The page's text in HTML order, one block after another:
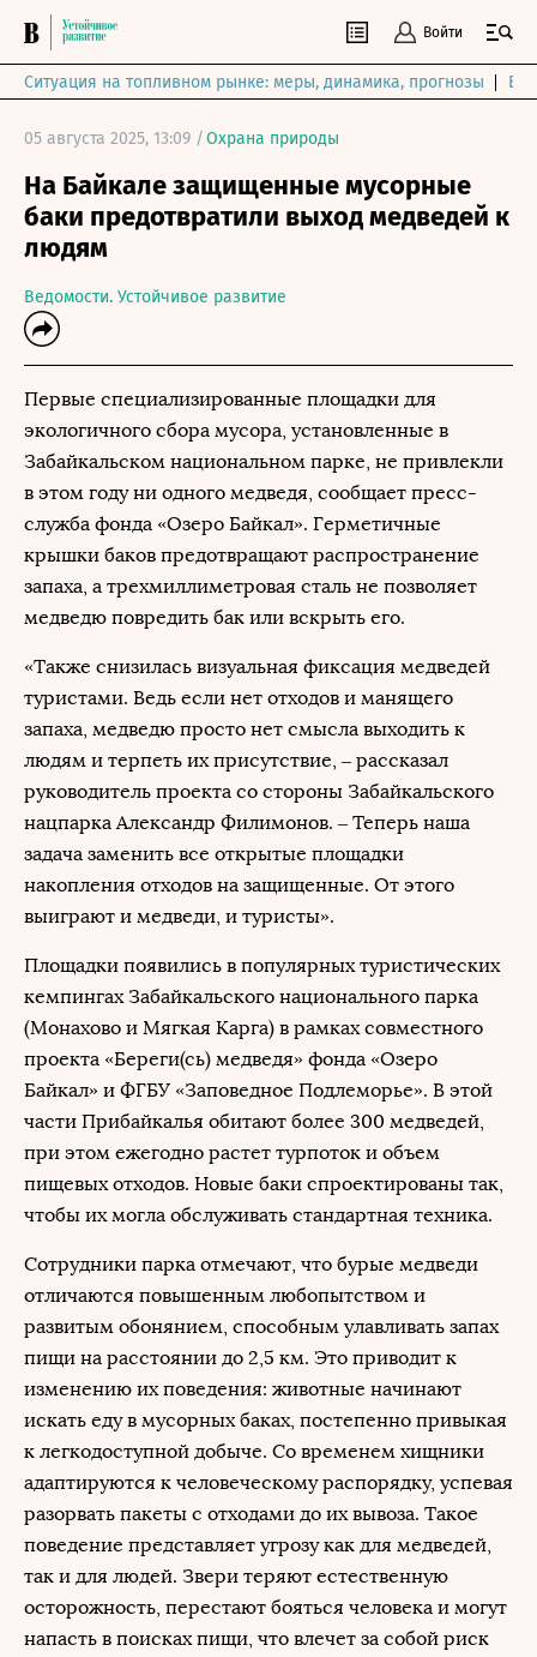
Войти
Ситуация на топливном рынке: меры, динамика, прогнозы
05 августа 2025, 13:09 /Охрана природы
На Байкале защищенные мусорные
баки предотвратили выход медведей к
людям
Ведомости. Устойчивое развитие
Первые специализированные площадки для
экологичного сбора мусора, установленные в
Забайкальском национальном парке, не привлекли
в этом году ни одного медведя, сообщает пресс-
служба фонда «Озеро Байкал». Герметичные
крышки баков предотвращают распространение
запаха, а трехмиллиметровая сталь не позволяет
медведю повредить бак или вскрыть его.
«Также снизилась визуальная фиксация медведей
туристами. Ведь если нет отходов и манящего
запаха, медведю просто нет смысла выходить к
людям и терпеть их присутствие, – рассказал
руководитель проекта со стороны Забайкальского
нацпарка Александр Филимонов. – Теперь наша
задача заменить все открытые площадки
накопления отходов на защищенные. От этого
выиграют и медведи, и туристы».
Площадки появились в популярных туристических
кемпингах Забайкальского национального парка
(Монахово и Мягкая Карга) в рамках совместного
проекта «Береги(сь) медведя» фонда «Озеро
Байкал» и ФГБУ «Заповедное Подлеморье». В этой
части Прибайкалья обитают более 300 медведей,
при этом ежегодно растет турпоток и объем
пищевых отходов. Новые баки спроектированы так,
чтобы их могла обслуживать стандартная техника.
Сотрудники парка отмечают, что бурые медведи
отличаются повышенным любопытством и
развитым обонянием, способным улавливать запах
пищи на расстоянии до 2,5 км. Это приводит к
изменению их поведения: животные начинают
искать еду в мусорных баках, постепенно привыкая
к легкодоступной добыче. Со временем хищники
адаптируются к человеческому распорядку, успевая
разорвать пакеты с отходами до их вывоза. Такое
поведение представляет угрозу как для медведей,
так и для людей. Звери теряют естественную
осторожность, перестают бояться человека и могут
напасть в поисках пищи, что влечет за собой риск